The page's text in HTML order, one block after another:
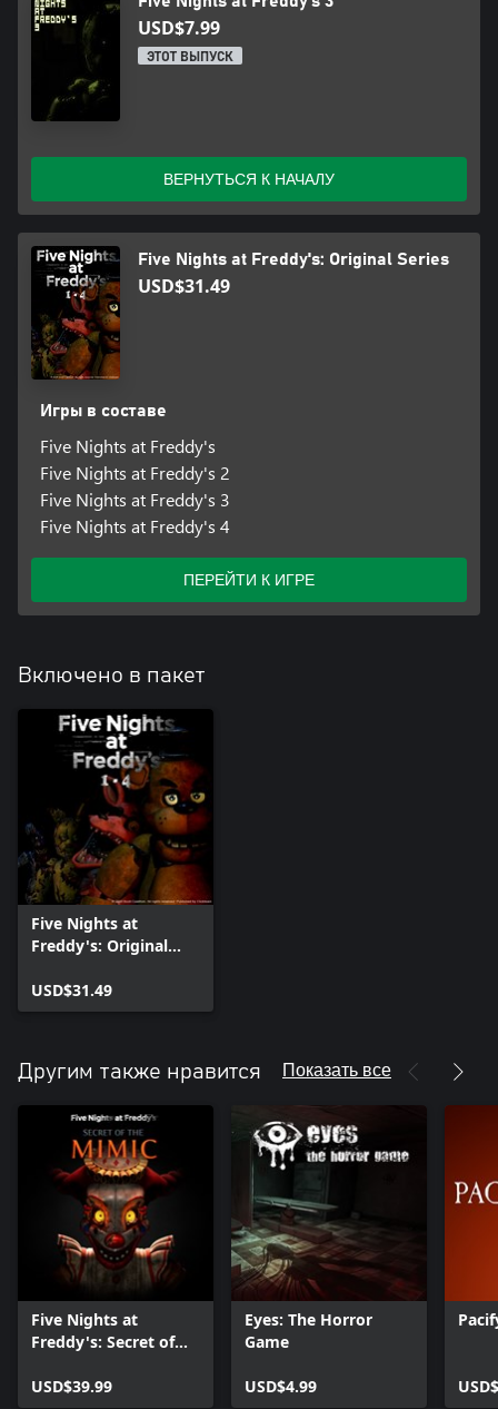
USD$7.99
ЭТОТ ВЫПУСК
ВЕРНУТЬСЯ К НАЧАЛУ
Five Nights at Freddy's: Original Series
USD$31.49
Игры в составе
Five Nights at Freddy's
Five Nights at Freddy's 2
Five Nights at Freddy's 3
Five Nights at Freddy's 4
ПЕРЕЙТИ К ИГРЕ
Включено в пакет
Five Nights at
Freddy's: Original
USD$31.49
Другим также нравится Показать все
Five Nights at
Freddy's: Secret of
USD$39.99
Eyes: The Horror
Game
USD$4.99